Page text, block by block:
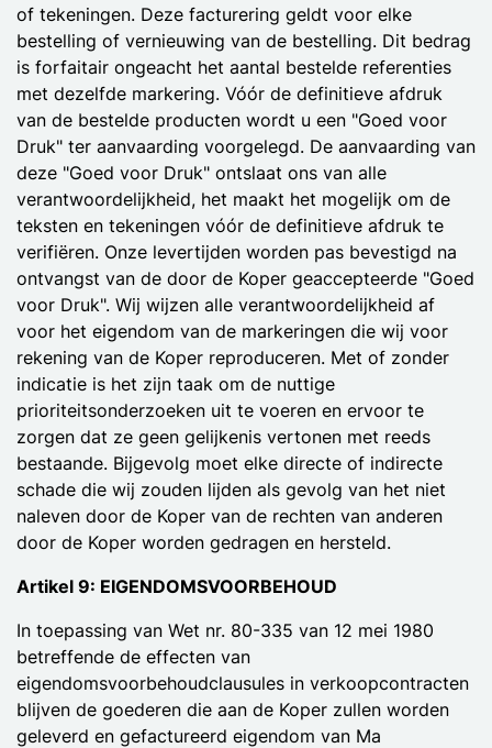
of tekeningen. Deze facturering geldt voor elke
bestelling of vernieuwing van de bestelling. Dit bedrag
is forfaitair ongeacht het aantal bestelde referenties
met dezelfde markering. Vóór de definitieve afdruk
van de bestelde producten wordt u een "Goed voor
Druk" ter aanvaarding voorgelegd. De aanvaarding van
deze "Goed voor Druk" ontslaat ons van alle
verantwoordelijkheid, het maakt het mogelijk om de
teksten en tekeningen vóór de definitieve afdruk te
verifiëren. Onze levertijden worden pas bevestigd na
ontvangst van de door de Koper geaccepteerde "Goed
voor Druk". Wij wijzen alle verantwoordelijkheid af
voor het eigendom van de markeringen die wij voor
rekening van de Koper reproduceren. Met of zonder
indicatie is het zijn taak om de nuttige
prioriteitsonderzoeken uit te voeren en ervoor te
zorgen dat ze geen gelijkenis vertonen met reeds
bestaande. Bijgevolg moet elke directe of indirecte
schade die wij zouden lijden als gevolg van het niet
naleven door de Koper van de rechten van anderen
door de Koper worden gedragen en hersteld.
Artikel 9: EIGENDOMSVOORBEHOUD
In toepassing van Wet nr. 80-335 van 12 mei 1980
betreffende de effecten van
eigendomsvoorbehoudclausules in verkoopcontracten
blijven de goederen die aan de Koper zullen worden
geleverd en gefactureerd eigendom van Ma